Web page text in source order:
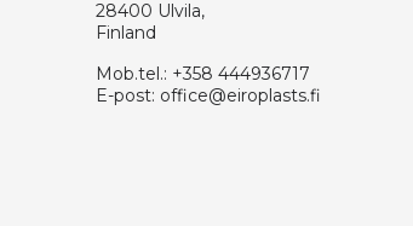
28400 Ulvila,
Finland
Mob.tel.: +358 444936717
E-post: office@eiroplasts.fi